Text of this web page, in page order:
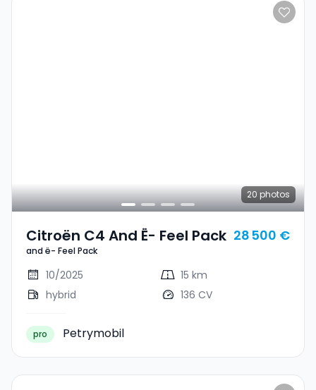
20 photos
Citroën C4 And Ë- Feel Pack
and ë- Feel Pack
28 500 €
10/2025
15 km
hybrid
136 CV
pro Petrymobil